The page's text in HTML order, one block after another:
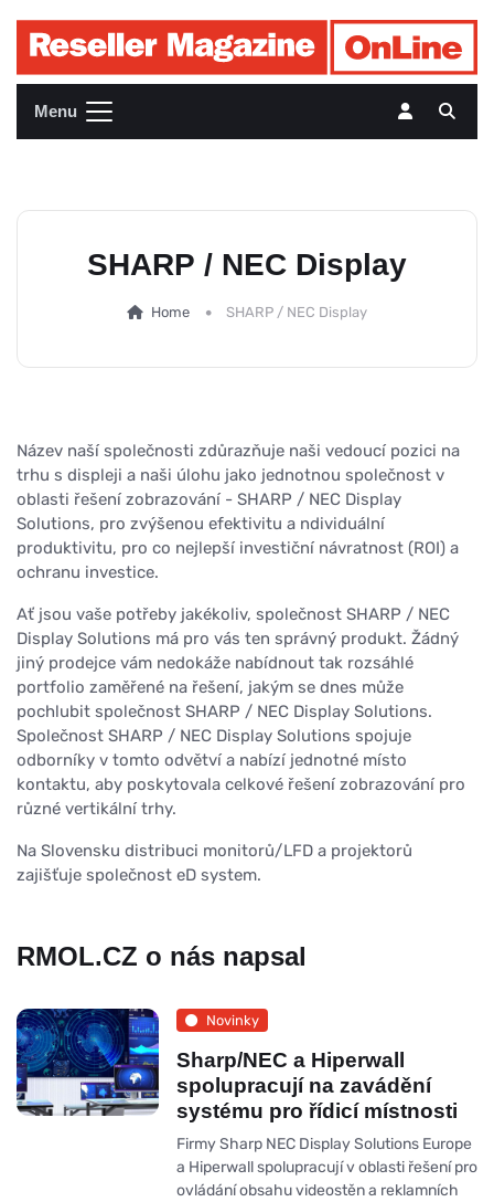
Menu
SHARP / NEC Display
Home SHARP / NEC Display
Název naší společnosti zdůrazňuje naši vedoucí pozici na
trhu s displeji a naši úlohu jako jednotnou společnost v
oblasti řešení zobrazování - SHARP / NEC Display
Solutions, pro zvýšenou efektivitu a ndividuální
produktivitu, pro co nejlepší investiční návratnost (ROI) a
ochranu investice.
Ať jsou vaše potřeby jakékoliv, společnost SHARP / NEC
Display Solutions má pro vás ten správný produkt. Žádný
jiný prodejce vám nedokáže nabídnout tak rozsáhlé
portfolio zaměřené na řešení, jakým se dnes může
pochlubit společnost SHARP / NEC Display Solutions.
Společnost SHARP / NEC Display Solutions spojuje
odborníky v tomto odvětví a nabízí jednotné místo
kontaktu, aby poskytovala celkové řešení zobrazování pro
různé vertikální trhy.
Na Slovensku distribuci monitorů/LFD a projektorů
zajišťuje společnost eD system.
RMOL.CZ o nás napsal
Novinky
Sharp/NEC a Hiperwall
spolupracují na zavádění
systému pro řídicí místnosti
Firmy Sharp NEC Display Solutions Europe
a Hiperwall spolupracují v oblasti řešení pro
ovládání obsahu videostěn a reklamních